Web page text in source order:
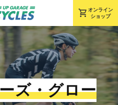
shopping_cart オンライン
ショップ
ズ・グロー